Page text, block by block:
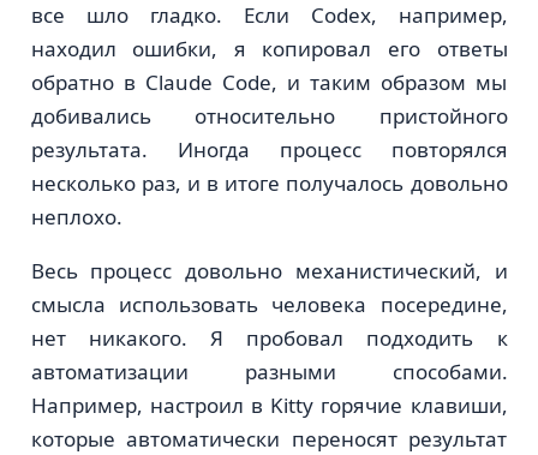
все шло гладко. Если Codex, например,
находил ошибки, я копировал его ответы
обратно в Claude Code, и таким образом мы
добивались относительно пристойного
результата. Иногда процесс повторялся
несколько раз, и в итоге получалось довольно
неплохо.
Весь процесс довольно механистический, и
смысла использовать человека посередине,
нет никакого. Я пробовал подходить к
автоматизации разными способами.
Например, настроил в Kitty горячие клавиши,
которые автоматически переносят результат